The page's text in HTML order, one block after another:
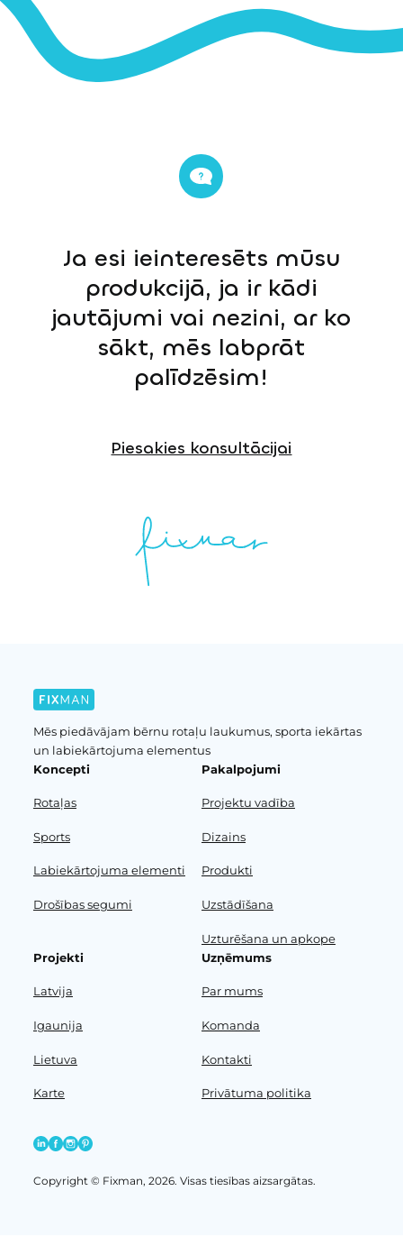
Ja esi ieinteresēts mūsu
produkcijā, ja ir kādi
jautājumi vai nezini, ar ko
sākt, mēs labprāt
palīdzēsim!
Piesakies konsultācijai
Mēs piedāvājam bērnu rotaļu laukumus, sporta iekārtas
un labiekārtojuma elementus
Koncepti
Rotaļas
Sports
Labiekārtojuma elementi
Drošības segumi
Pakalpojumi
Projektu vadība
Dizains
Produkti
Uzstādīšana
Uzturēšana un apkope
Projekti
Latvija
Igaunija
Lietuva
Karte
Uzņēmums
Par mums
Komanda
Kontakti
Privātuma politika
Copyright © Fixman, 2026. Visas tiesības aizsargātas.